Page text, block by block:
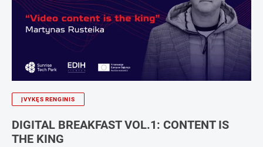
ĮVYKĘS RENGINIS
DIGITAL BREAKFAST VOL.1: CONTENT IS
THE KING